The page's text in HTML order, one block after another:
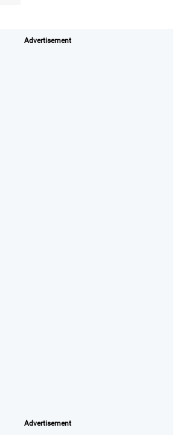
Advertisement
Advertisement